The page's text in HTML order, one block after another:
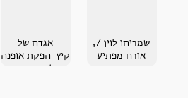
שמריהו לוין 7,
אורח מפתיע
אגדה של
קיץ-הפקת אופנה
חלומית בבית